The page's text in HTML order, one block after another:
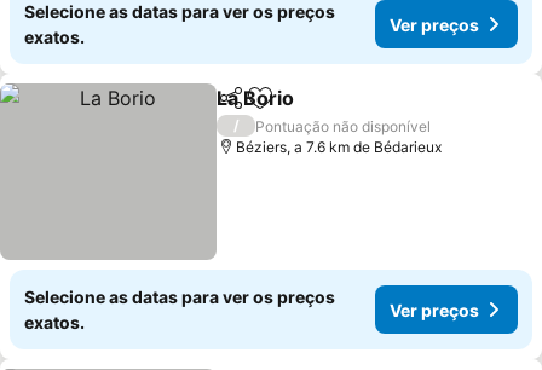
Selecione as datas para ver os preços
exatos.
Ver preços
PartilharAdicionar aos favoritos
La Borio
/
Pontuação não disponível
Béziers, a 7.6 km de Bédarieux
Selecione as datas para ver os preços
exatos.
Ver preços